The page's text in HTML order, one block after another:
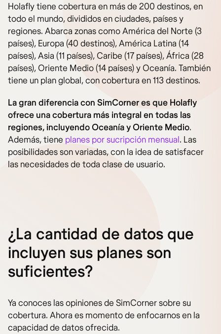
Holafly tiene cobertura en más de 200 destinos, en
todo el mundo, divididos en ciudades, países y
regiones. Abarca zonas como América del Norte (3
países), Europa (40 destinos), América Latina (14
países), Asia (11 países), Caribe (17 países), África (28
países), Oriente Medio (14 países) y Oceanía. También
tiene un plan global, con cobertura en 113 destinos.
La gran diferencia con SimCorner es que Holafly
ofrece una cobertura más integral en todas las
regiones, incluyendo Oceanía y Oriente Medio.
Además, tiene planes por sucripción mensual. Las
posibilidades son variadas, con la idea de satisfacer
las necesidades de toda clase de usuario.
¿La cantidad de datos que
incluyen sus planes son
suficientes?
Ya conoces las opiniones de SimCorner sobre su
cobertura. Ahora es momento de enfocarnos en la
capacidad de datos ofrecida.